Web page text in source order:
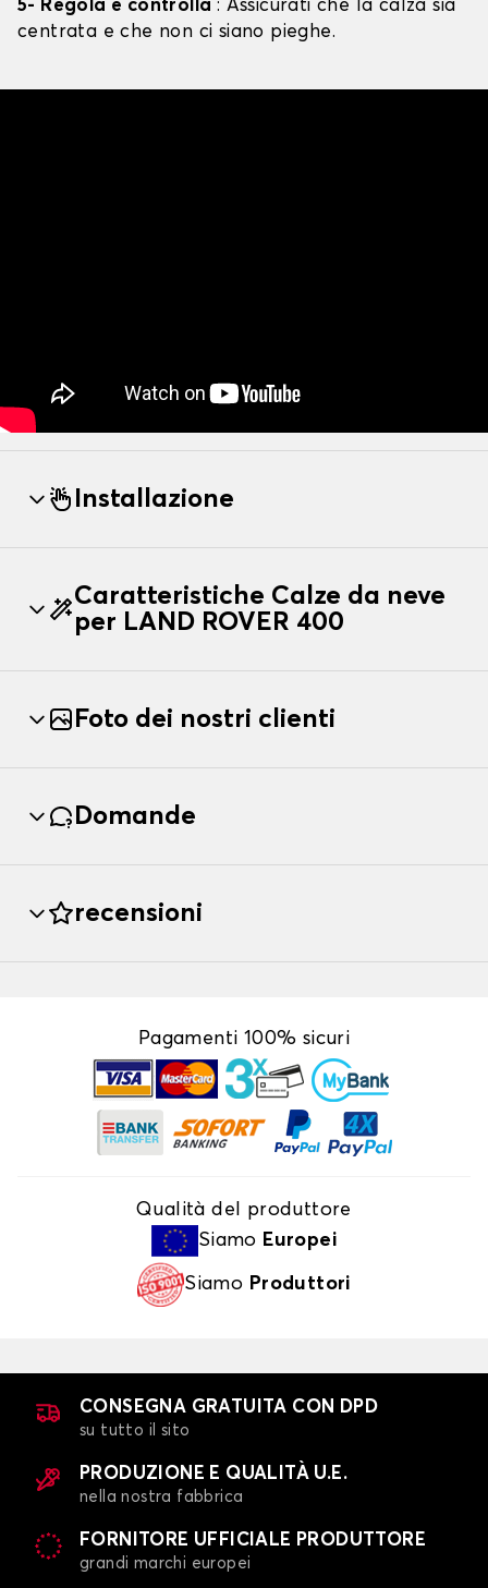
5- Regola e controlla : Assicurati che la calza sia
centrata e che non ci siano pieghe.
Installazione
Caratteristiche Calze da neve
per LAND ROVER 400
Foto dei nostri clienti
Domande
recensioni
Pagamenti 100% sicuri
Qualità del produttore
Siamo Europei
Siamo Produttori
CONSEGNA GRATUITA CON DPD
su tutto il sito
PRODUZIONE E QUALITÀ U.E.
nella nostra fabbrica
FORNITORE UFFICIALE PRODUTTORE
grandi marchi europei